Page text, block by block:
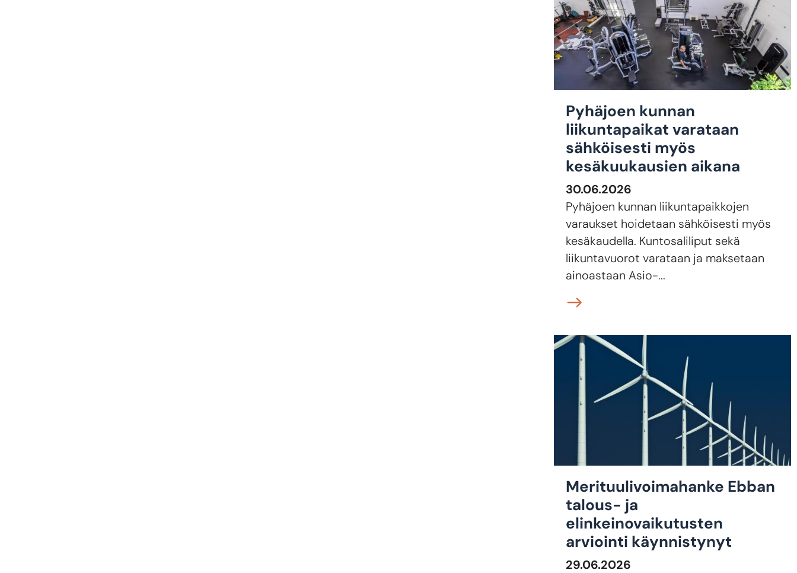
Pyhäjoen kunnan
liikuntapaikat varataan
sähköisesti myös
kesäkuukausien aikana
30.06.2026
Pyhäjoen kunnan liikuntapaikkojen
varaukset hoidetaan sähköisesti myös
kesäkaudella. Kuntosaliliput sekä
liikuntavuorot varataan ja maksetaan
ainoastaan Asio-...
Merituulivoimahanke Ebban
talous- ja
elinkeinovaikutusten
arviointi käynnistynyt
29.06.2026